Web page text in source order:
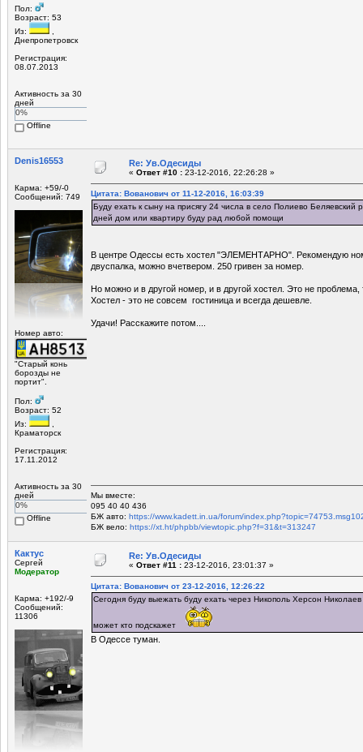
Пол:
Возраст: 53
Из:
Днепропетровск
Регистрация:
08.07.2013
Активность за 30
дней
0%
Offline
Denis16553
Карма: +59/-0
Сообщений: 749
Номер авто:
"Старый конь
борозды не
портит".
Пол:
Возраст: 52
Из:
,
Краматорск
Регистрация:
17.11.2012
Активность за 30
дней
0%
Offline
Re: Ув.Одесиды
« Ответ #10 : 23-12-2016, 22:26:28 »
Цитата: Вованович от 11-12-2016, 16:03:39
Буду ехать к сыну на присягу 24 числа в село Полиево Беляевский
дней дом или квартиру буду рад любой помощи
В центре Одессы есть хостел "ЭЛЕМЕНТАРНО". Рекомендую
двуспалка, можно вчетвером. 250 гривен за номер.
Но можно и в другой номер, и в другой хостел. Это не
Хостел - это не совсем гостиница и всегда дешевле.
Удачи! Расскажите потом....
Мы вместе:
095 40 40 436
БЖ авто: https://www.kadett.in.ua/forum/
БЖ вело: https://xt.ht/phpbb/viewtopic.php?f=31&t=313247
Кактус
Сергей
Модератор
Карма: +192/-9
Сообщений:
11306
Re: Ув.Одесиды
« Ответ #11 : 23-12-2016, 23:01:37 »
Цитата: Вованович от 23-12-2016, 12:26:22
Сегодня буду выежать буду ехать через Никополь Херсон
может кто подскажет
В Одессе туман.